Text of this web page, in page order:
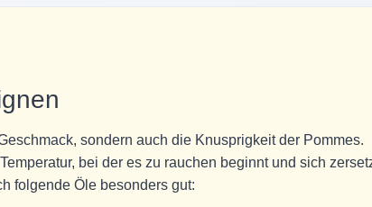
sondern auch die Knusprigkeit der Pommes.
bei der es zu rauchen beginnt und sich
folgende Öle besonders gut: